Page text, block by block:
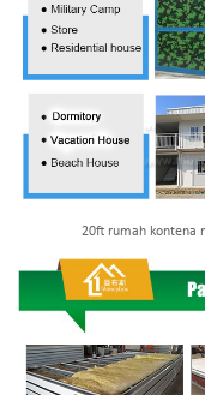
20ft rumah kontena